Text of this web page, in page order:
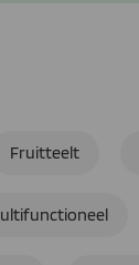
Fruitteelt